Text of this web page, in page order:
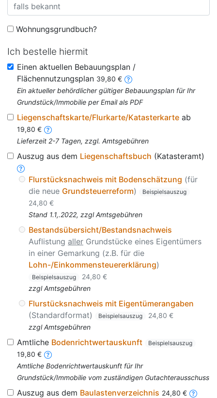
Wohnungsgrundbuch?
Ich bestelle hiermit
Einen aktuellen Bebauungsplan /
Flächennutzungsplan 39,80 €
Ein aktueller behördlicher gültiger Bebauungsplan für Ihr
Grundstück/Immobilie per Email als PDF
Liegenschaftskarte/Flurkarte/Katasterkarte ab
19,80 €
Lieferzeit 2-7 Tagen, zzgl. Amtsgebühren
Auszug aus dem Liegenschaftsbuch (Katasteramt)
Flurstücksnachweis mit Bodenschätzung (für
die neue Grundsteuerreform) Beispielsauszug
24,80 €
Stand 1.1,.2022, zzgl Amtsgebühren
Bestandsübersicht/Bestandsnachweis
Auflistung aller Grundstücke eines Eigentümers
in einer Gemarkung (z.B. für die
Lohn-/Einkommensteuererklärung)
Beispielsauszug
24,80 €
zzgl Amtsgebühren
Flurstücksnachweis mit Eigentümerangaben
(Standardformat)
Beispielsauszug
24,80 €
zzgl Amtsgebühren
Amtliche Bodenrichtwertauskunft Beispielsauszug
19,80 €
Amtliche Bodenrichtwertauskunft für Ihr
Grundstück/Immobilie vom zuständigen Gutachterausschuss
Auszug aus dem Baulastenverzeichnis 24,80 €